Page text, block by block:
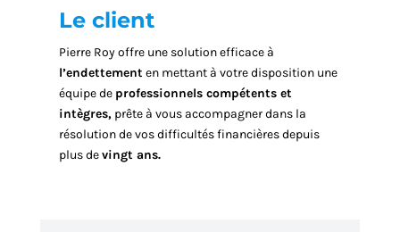
Le client
Pierre Roy offre une solution efficace à
l’endettement en mettant à votre disposition une
équipe de professionnels compétents et
intègres,prête à vous accompagner dans la
résolution de vos difficultés financières depuis
plus devingt ans.